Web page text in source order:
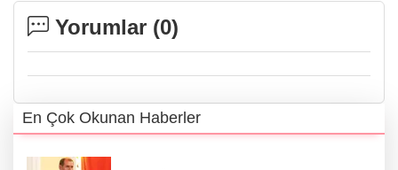
Yorumlar (0)
En Çok Okunan Haberler